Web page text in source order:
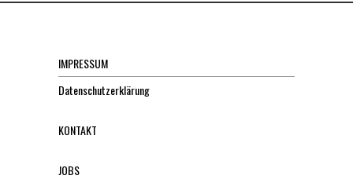
IMPRESSUM
Datenschutzerklärung
KONTAKT
JOBS